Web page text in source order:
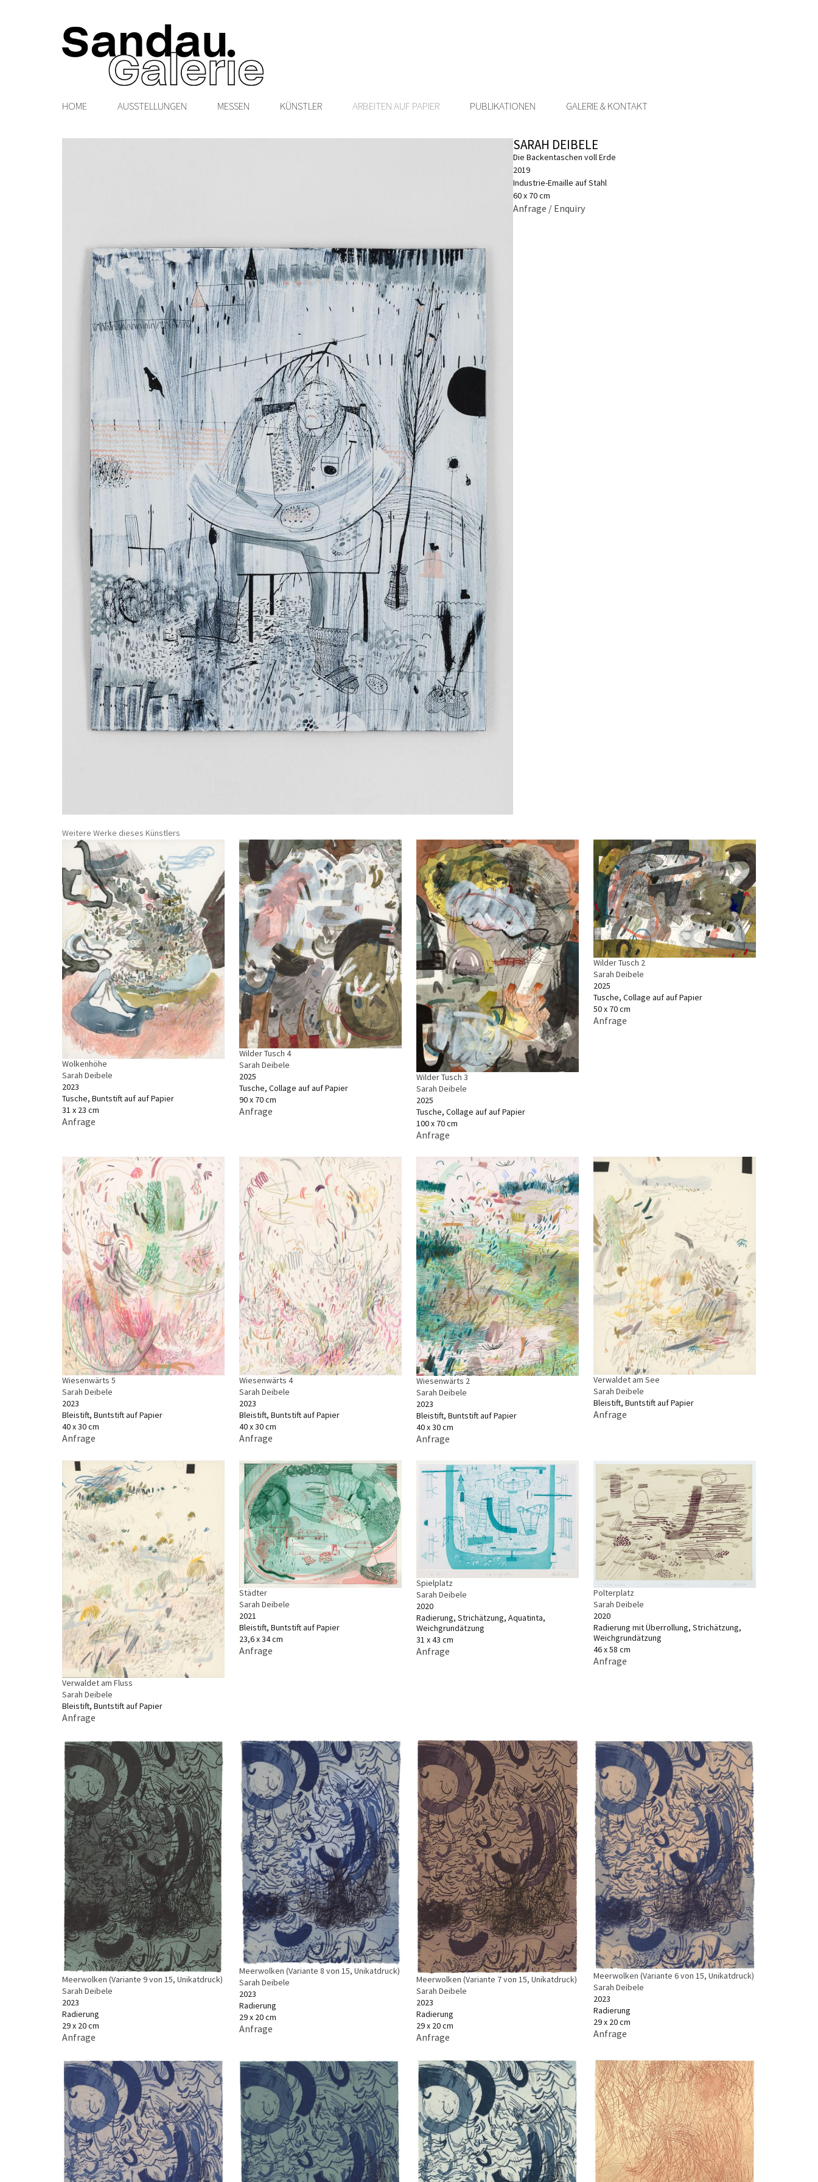
HOME AUSSTELLUNGEN MESSEN KÜNSTLER ARBEITEN AUF PAPIER PUBLIKATIONEN GALERIE & KONTAKT
SARAH DEIBELE
Die Backentaschen voll Erde
2019
Industrie-Emaille auf Stahl
60 x 70 cm
Anfrage / Enquiry
Weitere Werke dieses Künstlers
Wolkenhöhe
Sarah Deibele
2023
Tusche, Buntstift auf auf Papier
31 x 23 cm
Anfrage
Wilder Tusch 4
Sarah Deibele
2025
Tusche, Collage auf auf Papier
90 x 70 cm
Anfrage
Wilder Tusch 3
Sarah Deibele
2025
Tusche, Collage auf auf Papier
100 x 70 cm
Anfrage
Wilder Tusch 2
Sarah Deibele
2025
Tusche, Collage auf auf Papier
50 x 70 cm
Anfrage
Wiesenwärts 5
Sarah Deibele
2023
Bleistift, Buntstift auf Papier
40 x 30 cm
Anfrage
Wiesenwärts 4
Sarah Deibele
2023
Bleistift, Buntstift auf Papier
40 x 30 cm
Anfrage
Wiesenwärts 2
Sarah Deibele
2023
Bleistift, Buntstift auf Papier
40 x 30 cm
Anfrage
Verwaldet am See
Sarah Deibele
Bleistift, Buntstift auf Papier
Anfrage
Verwaldet am Fluss
Sarah Deibele
Bleistift, Buntstift auf Papier
Anfrage
Städter
Sarah Deibele
2021
Bleistift, Buntstift auf Papier
23,6 x 34 cm
Anfrage
Spielplatz
Sarah Deibele
2020
Radierung, Strichätzung, Aquatinta,
Weichgrundätzung
31 x 43 cm
Anfrage
Polterplatz
Sarah Deibele
2020
Radierung mit Überrollung, Strichätzung,
Weichgrundätzung
46 x 58 cm
Anfrage
Meerwolken (Variante 9 von 15, Unikatdruck)
Sarah Deibele
2023
Radierung
29 x 20 cm
Anfrage
Meerwolken (Variante 8 von 15, Unikatdruck)
Sarah Deibele
2023
Radierung
29 x 20 cm
Anfrage
Meerwolken (Variante 7 von 15, Unikatdruck)
Sarah Deibele
2023
Radierung
29 x 20 cm
Anfrage
Meerwolken (Variante 6 von 15, Unikatdruck)
Sarah Deibele
2023
Radierung
29 x 20 cm
Anfrage